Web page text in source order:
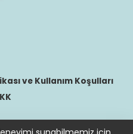
ve Kullanım Koşulları